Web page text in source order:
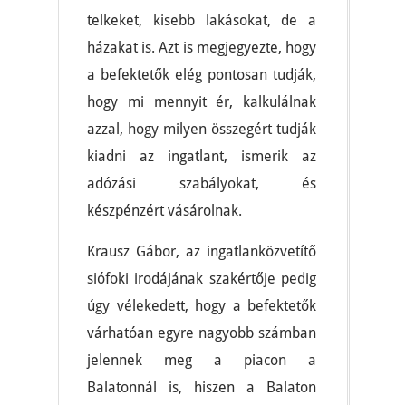
telkeket, kisebb lakásokat, de a
házakat is. Azt is megjegyezte, hogy
a befektetők elég pontosan tudják,
hogy mi mennyit ér, kalkulálnak
azzal, hogy milyen összegért tudják
kiadni az ingatlant, ismerik az
adózási szabályokat, és
készpénzért vásárolnak.
Krausz Gábor, az ingatlanközvetítő
siófoki irodájának szakértője pedig
úgy vélekedett, hogy a befektetők
várhatóan egyre nagyobb számban
jelennek meg a piacon a
Balatonnál is, hiszen a Balaton